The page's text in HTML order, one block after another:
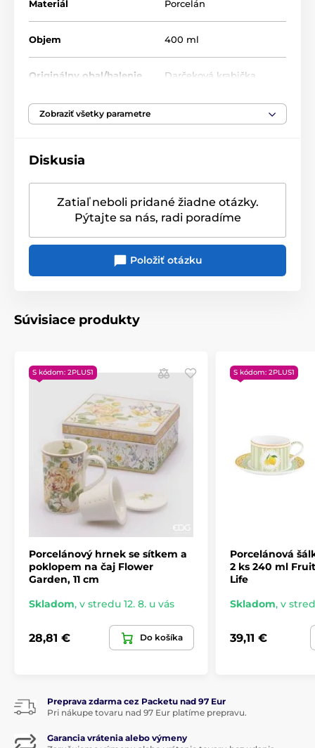
Materiál Porcelán
Objem 400 ml
Originálny obal/balenie Darčeková krabička
Zobraziť všetky parametre
Diskusia
Zatiaľ neboli pridané žiadne otázky.
Pýtajte sa nás, radi poradíme
Položiť otázku
Súvisiace produkty
S kódom: 2PLUS1
Porcelánový hrnek se sítkem a
poklopem na čaj Flower
Garden, 11 cm
Skladom, v stredu 12. 8. u vás
28,81 € Do košíka
S kódom: 2PLUS1
Porcelánová
2 ks 240 ml
Life
Skladom, v
39,11 €
Preprava zdarma cez Packetu nad 97 Eur
Pri nákupe tovaru nad 97 Eur platíme prepravu.
Garancia vrátenia alebo výmeny